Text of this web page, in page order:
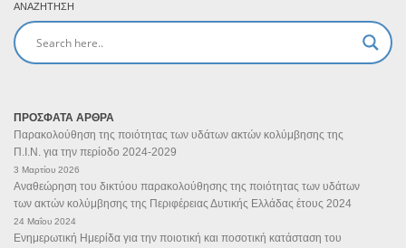
ΑΝΑΖΉΤΗΣΗ
ΠΡΟΣΦΑΤΑ ΑΡΘΡΑ
Παρακολούθηση της ποιότητας των υδάτων ακτών κολύμβησης της
Π.Ι.Ν. για την περίοδο 2024-2029
3 Μαρτίου 2026
Αναθεώρηση του δικτύου παρακολούθησης της ποιότητας των υδάτων
των ακτών κολύμβησης της Περιφέρειας Δυτικής Ελλάδας έτους 2024
24 Μαΐου 2024
Ενημερωτική Ημερίδα για την ποιοτική και ποσοτική κατάσταση του